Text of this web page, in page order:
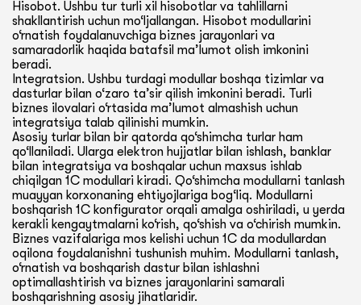
Hisobot. Ushbu tur turli xil hisobotlar va tahlillarni
shakllantirish uchun mo‘ljallangan. Hisobot modullarini
o‘rnatish foydalanuvchiga biznes jarayonlari va
samaradorlik haqida batafsil ma’lumot olish imkonini
beradi.
Integratsion. Ushbu turdagi modullar boshqa tizimlar va
dasturlar bilan o‘zaro ta’sir qilish imkonini beradi. Turli
biznes ilovalari o‘rtasida ma’lumot almashish uchun
integratsiya talab qilinishi mumkin.
Asosiy turlar bilan bir qatorda qo‘shimcha turlar ham
qo‘llaniladi. Ularga elektron hujjatlar bilan ishlash, banklar
bilan integratsiya va boshqalar uchun maxsus ishlab
chiqilgan 1C modullari kiradi. Qo‘shimcha modullarni tanlash
muayyan korxonaning ehtiyojlariga bog‘liq. Modullarni
boshqarish 1C konfigurator orqali amalga oshiriladi, u yerda
kerakli kengaytmalarni ko‘rish, qo‘shish va o‘chirish mumkin.
Biznes vazifalariga mos kelishi uchun 1C da modullardan
oqilona foydalanishni tushunish muhim. Modullarni tanlash,
o‘rnatish va boshqarish dastur bilan ishlashni
optimallashtirish va biznes jarayonlarini samarali
boshqarishning asosiy jihatlaridir.